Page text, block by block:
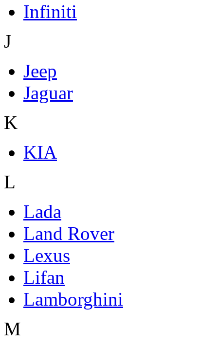
Infiniti
J
Jeep
Jaguar
K
KIA
L
Lada
Land Rover
Lexus
Lifan
Lamborghini
M